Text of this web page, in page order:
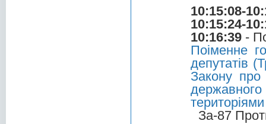
10:15:08-
10:15:24-
10:16:39 -
Поіменне
депутатів
Закону про
державного
За-87